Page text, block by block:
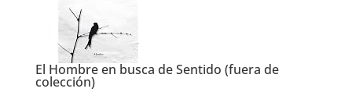
El Hombre en busca de Sentido (fuera de
colección)